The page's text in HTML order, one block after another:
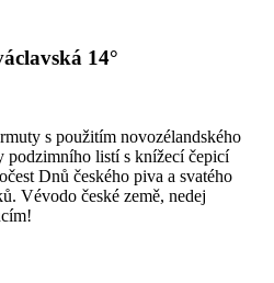
14°
s použitím novozélandského
podzimního listí s knížecí čepicí
Dnů českého piva a svatého
Vévodo české země, nedej